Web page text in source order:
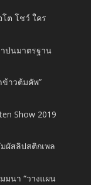
ต โชว์ ใคร
ป่นมาตรฐาน
าวต้มคัพ”
Show 2019
ผัสลิปสติกเพล
มนา “วางแผน